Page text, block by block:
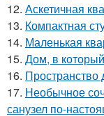
12. Аскетичная
13. Компактная
14. Маленькая
15. Дом, в
16. Пространство
17. Необычное
санузел по-